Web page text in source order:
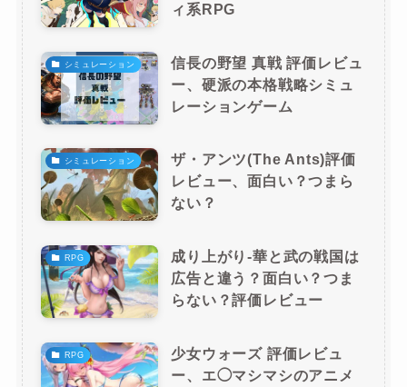
ィ系RPG
シミュレーション
信長の野望 真戦 評価レビュ
ー、硬派の本格戦略シミュ
レーションゲーム
シミュレーション
ザ・アンツ(The Ants)評価
レビュー、面白い？つまら
ない？
RPG
成り上がり-華と武の戦国は
広告と違う？面白い？つま
らない？評価レビュー
RPG
少女ウォーズ 評価レビュ
ー、エ◯マシマシのアニメ